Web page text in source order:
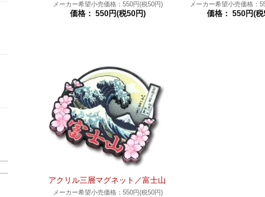
メーカー希望小売価格：550円(税50円)
価格： 550円(税50円)
メーカー希望小売価格：
価格： 550円(
アクリル三層マグネット／富士山
メーカー希望小売価格：550円(税50円)